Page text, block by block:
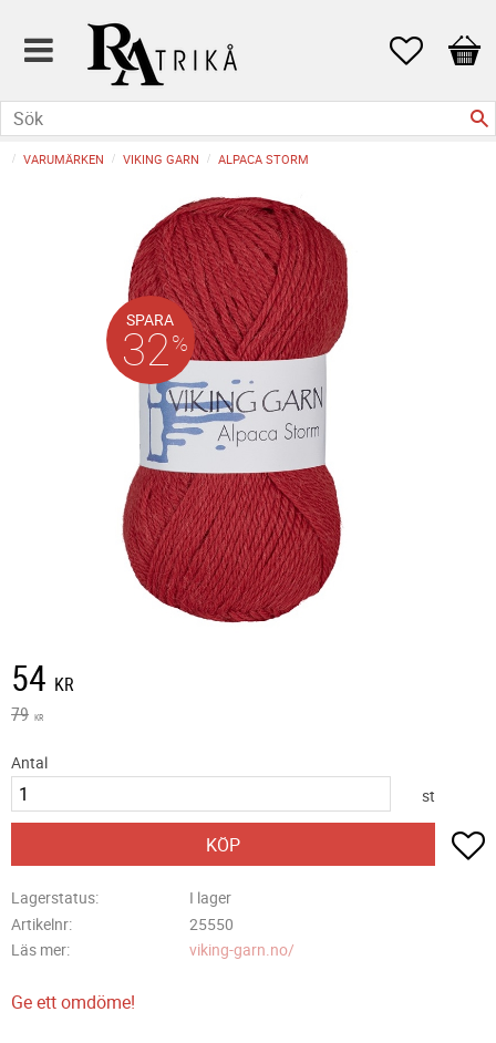
Favoriter
VARUMÄRKEN VIKING GARN ALPACA STORM
SPARA
32%
Nedsatt pris:
54 KR
Ordinarie pris:
79 KR
Antal
st
KÖP
Lagerstatus
I lager
Artikelnr
25550
Läs mer
viking-garn.no/
Ge ett omdöme!